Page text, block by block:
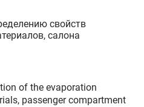
свойств
салона
of the evaporation
passenger compartment